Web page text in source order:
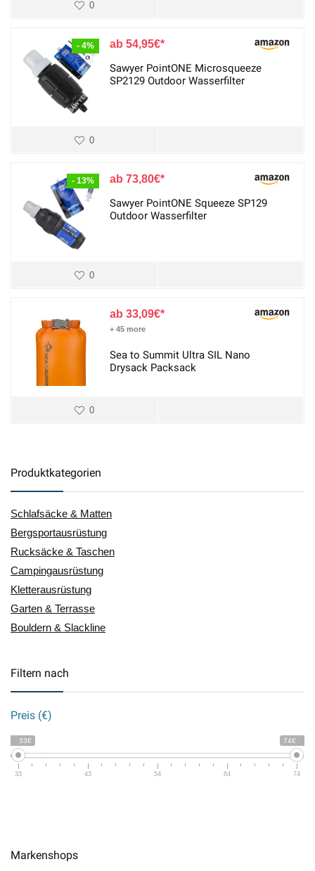
0
- 4% 54,95€
Sawyer PointONE Microsqueeze
SP2129 Outdoor Wasserfilter
0
- 13% 73,80€
Sawyer PointONE Squeeze SP129
Outdoor Wasserfilter
0
33,09€
+ 45 more
Sea to Summit Ultra SIL Nano
Drysack Packsack
0
Produktkategorien
Schlafsäcke & Matten
Bergsportausrüstung
Rucksäcke & Taschen
Campingausrüstung
Kletterausrüstung
Garten & Terrasse
Bouldern & Slackline
Filtern nach
Preis (€)
33€ 74€
33 43 54 64 74
Markenshops